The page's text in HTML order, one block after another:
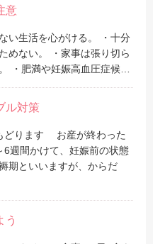
意
い生活を心がける。 ・十分
めない。 ・家事は張り切ら
・肥満や妊娠高血圧症候…
ル対策
どります お産が終わった
週間かけて、妊娠前の状態
期といいますが、からだ
う